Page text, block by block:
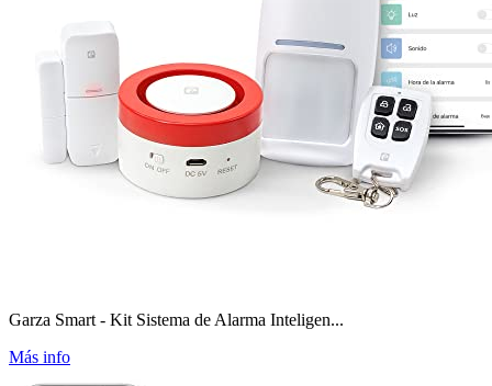
Garza Smart - Kit Sistema de Alarma Inteligen...
Más info